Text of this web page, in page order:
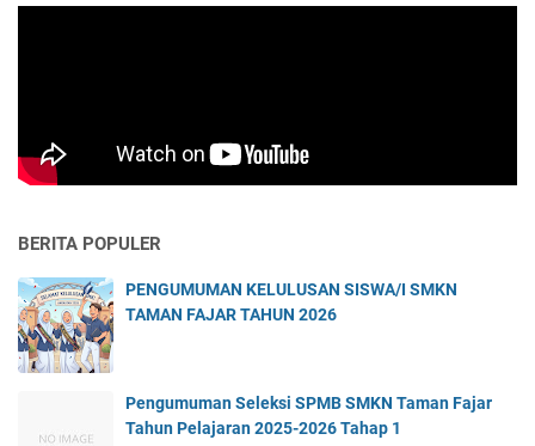
BERITA POPULER
PENGUMUMAN KELULUSAN SISWA/I SMKN
TAMAN FAJAR TAHUN 2026
Pengumuman Seleksi SPMB SMKN Taman Fajar
Tahun Pelajaran 2025-2026 Tahap 1